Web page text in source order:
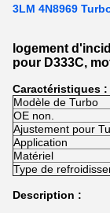
3LM 4N8969
logement
pour D333C,
Caractéristiques :
Modèle de Turbo
OE non.
Ajustement pour
Application
Matériel
Type de
Description :